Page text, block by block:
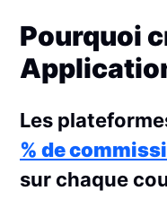
Pourquoi
Les
% de
sur chaque